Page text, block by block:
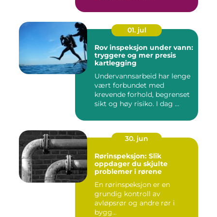
01. jul
Rov inspeksjon under vann:
tryggere og mer presis
kartlegging
Undervannsarbeid har lenge
vært forbundet med
krevende forhold, begrenset
sikt og høy risiko. I dag ...
30. jun
Rørinspeksjon: Slik
oppdager du skjulte
problemer i rørene
En rørinspeksjon er en
grundig kontroll av
avløpsrør og andre rør i
bygg...